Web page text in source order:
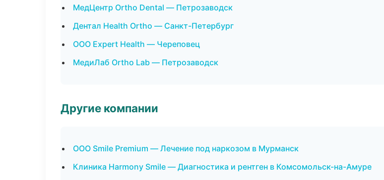
МедЦентр Ortho Dental — Петрозаводск
Дентал Health Ortho — Санкт-Петербург
ООО Expert Health — Череповец
МедиЛаб Ortho Lab — Петрозаводск
Другие компании
ООО Smile Premium — Лечение под наркозом в Мурманск
Клиника Harmony Smile — Диагностика и рентген в Комсомольск-на-Амуре